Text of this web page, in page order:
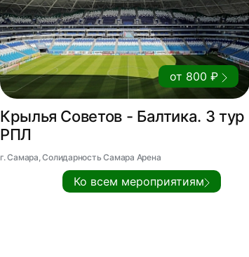
от 800 ₽
Крылья Советов - Балтика. 3 тур
РПЛ
г. Самара, Солидарность Самара Арена
Ко всем мероприятиям